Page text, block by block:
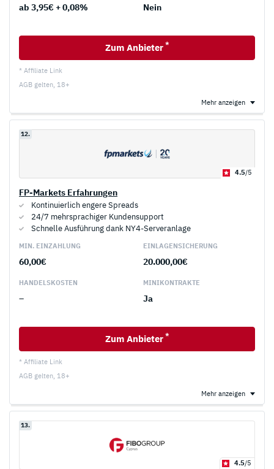
ab 3,95€ + 0,08% Nein
Zum Anbieter *
* Affiliate Link
AGB gelten, 18+
Mehr anzeigen
12.
4.5/5
FP-Markets Erfahrungen
Kontinuierlich engere Spreads
24/7 mehrsprachiger Kundensupport
Schnelle Ausführung dank NY4-Serveranlage
MIN. EINZAHLUNG
60,00€
EINLAGEN­SICHERUNG
20.000,00€
HANDELS­KOSTEN
–
MINI­KONTRAKTE
Ja
Zum Anbieter *
* Affiliate Link
AGB gelten, 18+
Mehr anzeigen
13.
4.5/5